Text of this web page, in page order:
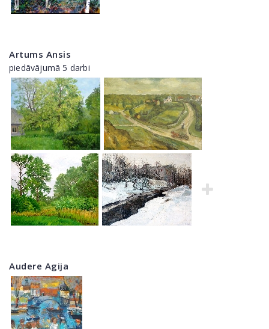
Artums Ansis
piedāvājumā 5 darbi
Audere Agija